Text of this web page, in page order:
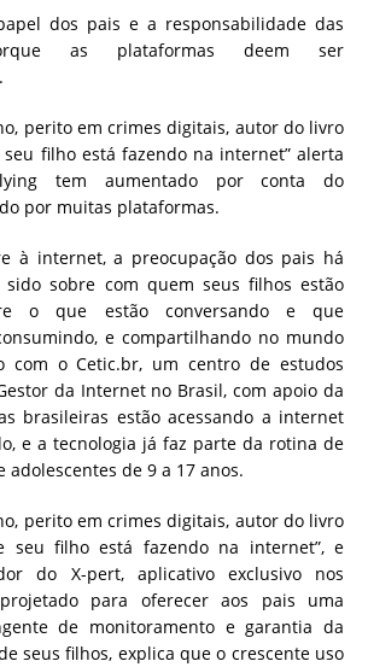
dos pais e a responsabilidade das
as plataformas deem ser
perito em crimes digitais, autor do livro
seu filho está fazendo na internet” alerta
tem aumentado por conta do
por muitas plataformas.
à internet, a preocupação dos pais há
sobre com quem seus filhos estão
o que estão conversando e que
e compartilhando no mundo
com o Cetic.br, um centro de estudos
da Internet no Brasil, com apoio da
brasileiras estão acessando a internet
e a tecnologia já faz parte da rotina de
adolescentes de 9 a 17 anos.
perito em crimes digitais, autor do livro
seu filho está fazendo na internet”, e
do X-pert, aplicativo exclusivo nos
para oferecer aos pais uma
de monitoramento e garantia da
seus filhos, explica que o crescente uso